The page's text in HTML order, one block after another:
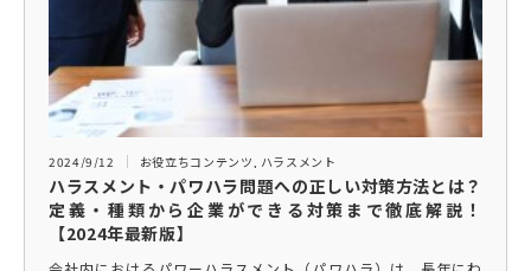
2024/9/12 お役立ちコンテンツ, ハラスメント
ハラスメント・パワハラ問題への正しい対策方法とは？
定義・種類から企業ができる対策まで徹底解説！
【2024年最新版】